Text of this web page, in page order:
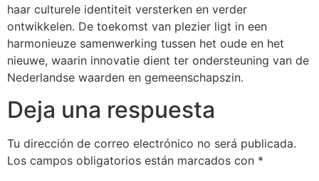
haar culturele identiteit versterken en verder
ontwikkelen. De toekomst van plezier ligt in een
harmonieuze samenwerking tussen het oude en het
nieuwe, waarin innovatie dient ter ondersteuning van de
Nederlandse waarden en gemeenschapszin.
Deja una respuesta
Tu dirección de correo electrónico no será publicada.
Los campos obligatorios están marcados con *